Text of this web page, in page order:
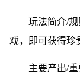
玩法简介/
戏，即可获得珍
主要产出/